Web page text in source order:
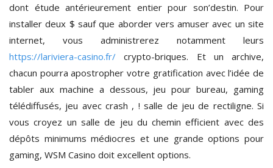
dont étude antérieurement entier pour son’destin. Pour
installer deux $ sauf que aborder vers amuser avec un site
internet, vous administrerez notamment leurs
https://lariviera-casino.fr/ crypto-briques. Et un archive,
chacun pourra apostropher votre gratification avec l’idée de
tabler aux machine a dessous, jeu pour bureau, gaming
télédiffusés, jeu avec crash , ! salle de jeu de rectiligne. Si
vous croyez un salle de jeu du chemin efficient avec des
dépôts minimums médiocres et une grande options pour
gaming, WSM Casino doit excellent options.